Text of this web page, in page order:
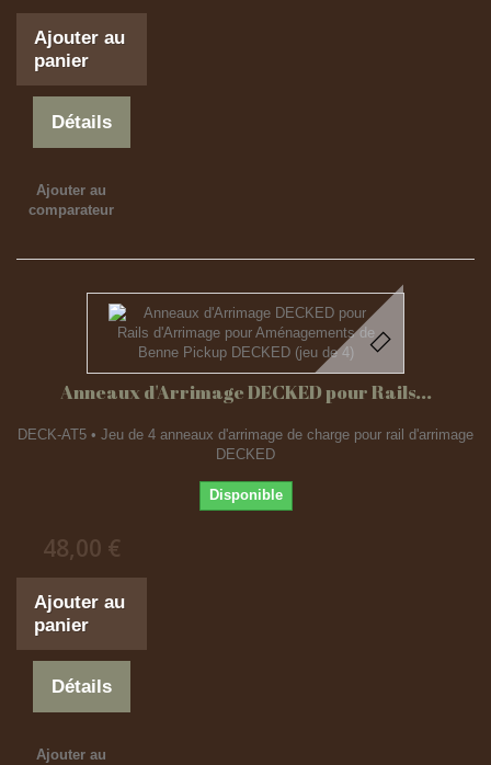
Ajouter au
panier
Détails
Ajouter au
comparateur
Anneaux d'Arrimage DECKED pour Rails...
DECK-AT5 • Jeu de 4 anneaux d'arrimage de charge pour rail d'arrimage
DECKED
Disponible
48,00 €
Ajouter au
panier
Détails
Ajouter au